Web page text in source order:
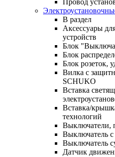
Провод
В раздел
Аксессуары
устройств
Блок
Блок
Блок розеток,
Вилка с
SCHUKO
Вставка
Вставка/
технологий
Выключатели,
Выключатель
Выключатель
Датчик